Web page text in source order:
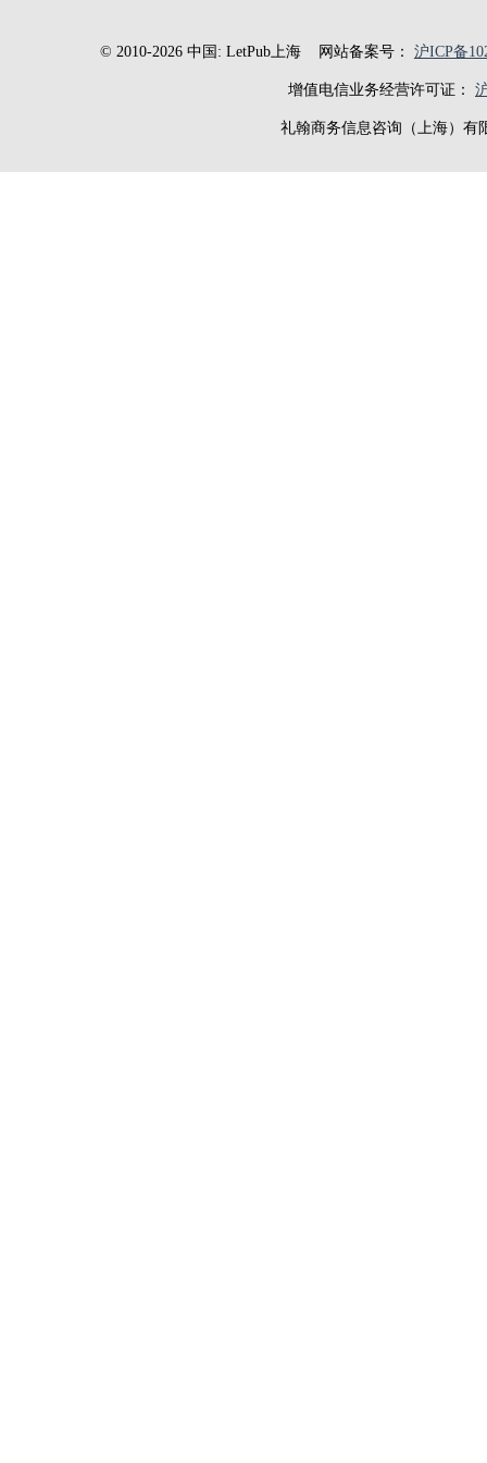
© 2010-2026 中国: LetPub上海网站备案号： 沪ICP备
增值电信业务经营许可证：
礼翰商务信息咨询（上海）